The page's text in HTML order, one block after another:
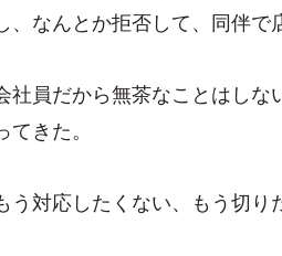
なんとか拒否して、同伴で
員だから無茶なことはしな
きた。
う対応したくない、もう切